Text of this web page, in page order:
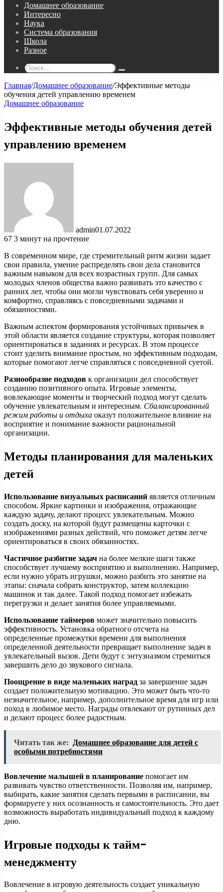
Домашнее образование
Интересно
Наука
Система образования
Школа
Разное
Поиск...
Главная/Домашнее образование/Эффективные методы
обучения детей управлению временем
Домашнее образование
Эффективные методы обучения детей
управлению временем
admin01.07.2022
67 3 минут на прочтение
В современном мире, где стремительный ритм жизни задает
свои правила, умение распределять свои дела становится
важным навыком для всех возрастных групп. Для самых
молодых членов общества важно развивать это качество с
ранних лет, чтобы они могли чувствовать себя уверенно и
комфортно, справляясь с повседневными задачами и
обязанностями.
Важным аспектом формирования устойчивых привычек в
этой области является создание структуры, которая позволяет
ориентироваться в заданиях и ресурсах. В этом процессе
стоит уделить внимание простым, но эффективным подходам,
которые помогают легче справляться с повседневной суетой.
Разнообразие подходов к организации дел способствует
созданию позитивного опыта. Игровые элементы,
вовлекающие моменты и творческий подход могут сделать
обучение увлекательным и интересным. Сбалансированный
режим работы и отдыха оказут положительное влияние на
восприятие и понимание важности рациональной
организации.
Методы планирования для маленьких
детей
Использование визуальных расписаний является отличным
способом. Яркие картинки и изображения, отражающие
каждую задачу, делают процесс увлекательным. Можно
создать доску, на которой будут размещены карточки с
изображениями разных действий, что поможет детям легче
ориентироваться в своих обязанностях.
Частичное разбитие задач на более мелкие шаги также
способствует лучшему восприятию и выполнению. Например,
если нужно убрать игрушки, можно разбить это занятие на
этапы: сначала собрать конструктор, затем коллекцию
машинок и так далее. Такой подход помогает избежать
перегрузки и делает занятия более управляемыми.
Использование таймеров может значительно повысить
эффективность. Установка обратного отсчета на
определенные промежутки времени для выполнения
определенной деятельности превращает выполнение задач в
увлекательный вызов. Дети будут с энтузиазмом стремиться
завершить дело до звукового сигнала.
Поощрение в виде маленьких наград за завершение задач
создает положительную мотивацию. Это может быть что-то
незначительное, например, дополнительное время для игр или
поход в любимое место. Награды отвлекают от рутинных дел
и делают процесс более радостным.
Читать так же:
Домашнее образование для детей с
особыми потребностями
Вовлечение малышей в планирование помогает им
развивать чувство ответственности. Позволяя им, например,
выбирать, какие занятия сделать первыми в расписании, вы
формируете у них осознанность и самостоятельность. Это дает
возможность выработать индивидуальный подход к каждому
дню.
Игровые подходы к тайм-
менеджменту
Вовлечение в игровую деятельность создает уникальную